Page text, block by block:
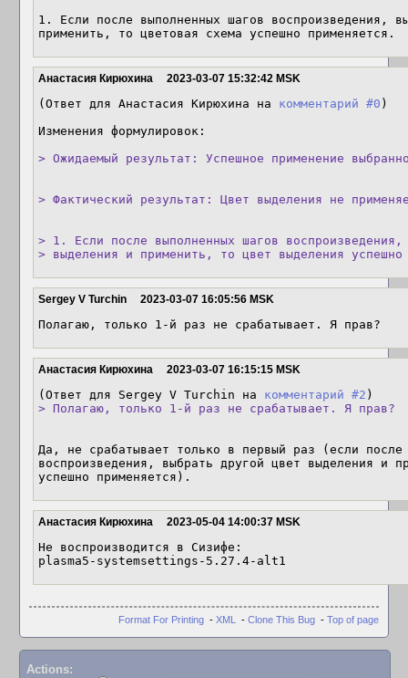
1. Если после выполненных шагов воспроизведения,
применить, то цветовая схема успешно применяется.
Анастасия Кирюхина 2023-03-07 15:32:42 MSK
(Ответ для Анастасия Кирюхина на комментарий #0 )
Изменения формулировок:
> Ожидаемый результат: Успешное применение
> Фактический результат: Цвет выделения не
> 1. Если после выполненных шагов воспроизведения,
> выделения и применить, то цвет выделения успешно
Sergey V Turchin 2023-03-07 16:05:56 MSK
Полагаю, только 1-й раз не срабатывает. Я прав?
Анастасия Кирюхина 2023-03-07 16:15:15 MSK
(Ответ для Sergey V Turchin на комментарий #2
> Полагаю, только 1-й раз не срабатывает. Я прав?
Да, не срабатывает только в первый раз (если после
воспроизведения, выбрать другой цвет выделения и
успешно применяется).
Анастасия Кирюхина 2023-05-04 14:00:37 MSK
Не воспроизводится в Сизифе:
plasma5-systemsettings-5.27.4-alt1
Format For Printing - XML - Clone This Bug - Top of page
Actions: